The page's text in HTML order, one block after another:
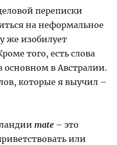
переписки
на неформальное
же изобилует
того, есть слова
основном в Австралии.
которые я выучил –
mate – это
или